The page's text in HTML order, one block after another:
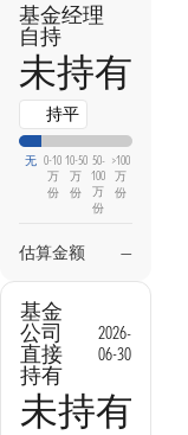
基金经理
自持
未持有
持平
无 0-10
万
份
10-50
万
份
50-
100
万
份
>100
万
份
估算金额 —
基金
公司
直接
持有
2026-
06-30
未持有